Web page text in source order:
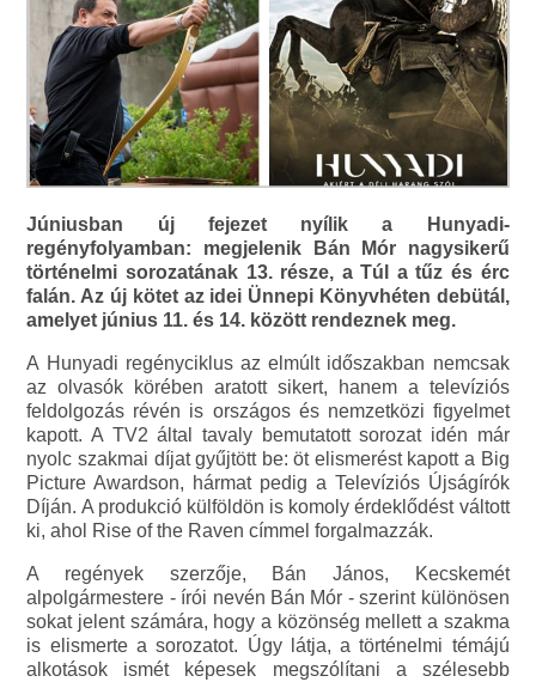
Júniusban új fejezet nyílik a Hunyadi-
regényfolyamban: megjelenik Bán Mór nagysikerű
történelmi sorozatának 13. része, a Túl a tűz és érc
falán. Az új kötet az idei Ünnepi Könyvhéten debütál,
amelyet június 11. és 14. között rendeznek meg.
A Hunyadi regényciklus az elmúlt időszakban nemcsak
az olvasók körében aratott sikert, hanem a televíziós
feldolgozás révén is országos és nemzetközi figyelmet
kapott. A TV2 által tavaly bemutatott sorozat idén már
nyolc szakmai díjat gyűjtött be: öt elismerést kapott a Big
Picture Awardson, hármat pedig a Televíziós Újságírók
Díján. A produkció külföldön is komoly érdeklődést váltott
ki, ahol Rise of the Raven címmel forgalmazzák.
A regények szerzője, Bán János, Kecskemét
alpolgármestere - írói nevén Bán Mór - szerint különösen
sokat jelent számára, hogy a közönség mellett a szakma
is elismerte a sorozatot. Úgy látja, a történelmi témájú
alkotások ismét képesek megszólítani a szélesebb